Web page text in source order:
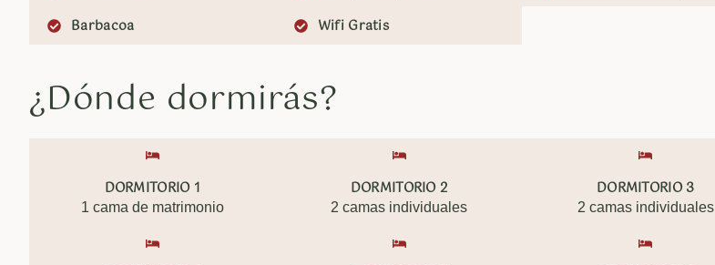
Barbacoa
Wifi Gratis
¿Dónde dormirás?
DORMITORIO 1
1 cama de matrimonio
DORMITORIO 2
2 camas individuales
DORMITORIO 3
2 camas individuales